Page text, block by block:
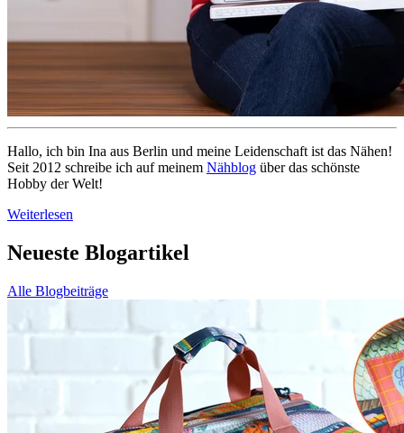
Hallo, ich bin Ina aus Berlin und meine Leidenschaft ist das Nähen!
Seit 2012 schreibe ich auf meinem Nähblog über das schönste
Hobby der Welt!
Weiterlesen
Neueste Blogartikel
Alle Blogbeiträge